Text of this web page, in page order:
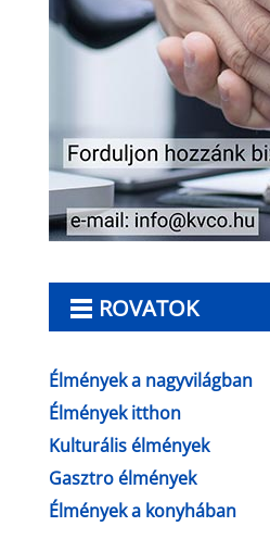
ROVATOK
Élmények a nagyvilágban
Élmények itthon
Kulturális élmények
Gasztro élmények
Élmények a konyhában